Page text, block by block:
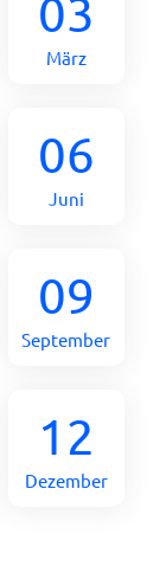
März
06
Juni
09
September
12
Dezember